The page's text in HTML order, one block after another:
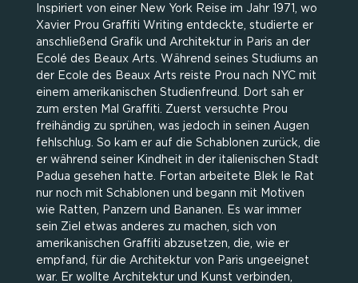
Inspiriert von einer New York Reise im Jahr 1971, wo
Xavier Prou Graffiti Writing entdeckte, studierte er
anschließend Grafik und Architektur in Paris an der
Ecolé des Beaux Arts. Während seines Studiums an
der Ecole des Beaux Arts reiste Prou nach NYC mit
einem amerikanischen Studienfreund. Dort sah er
zum ersten Mal Graffiti. Zuerst versuchte Prou
freihändig zu sprühen, was jedoch in seinen Augen
fehlschlug. So kam er auf die Schablonen zurück, die
er während seiner Kindheit in der italienischen Stadt
Padua gesehen hatte. Fortan arbeitete Blek le Rat
nur noch mit Schablonen und begann mit Motiven
wie Ratten, Panzern und Bananen. Es war immer
sein Ziel etwas anderes zu machen, sich von
amerikanischen Graffiti abzusetzen, die, wie er
empfand, für die Architektur von Paris ungeeignet
war. Er wollte Architektur und Kunst verbinden,